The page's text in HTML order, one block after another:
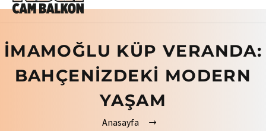
İMAMOĞLU KÜP VERANDA:
BAHÇENIZDEKI MODERN
YAŞAM
Anasayfa
Göster